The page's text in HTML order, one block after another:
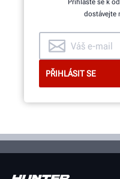
Přihlaste se k
dostávejte